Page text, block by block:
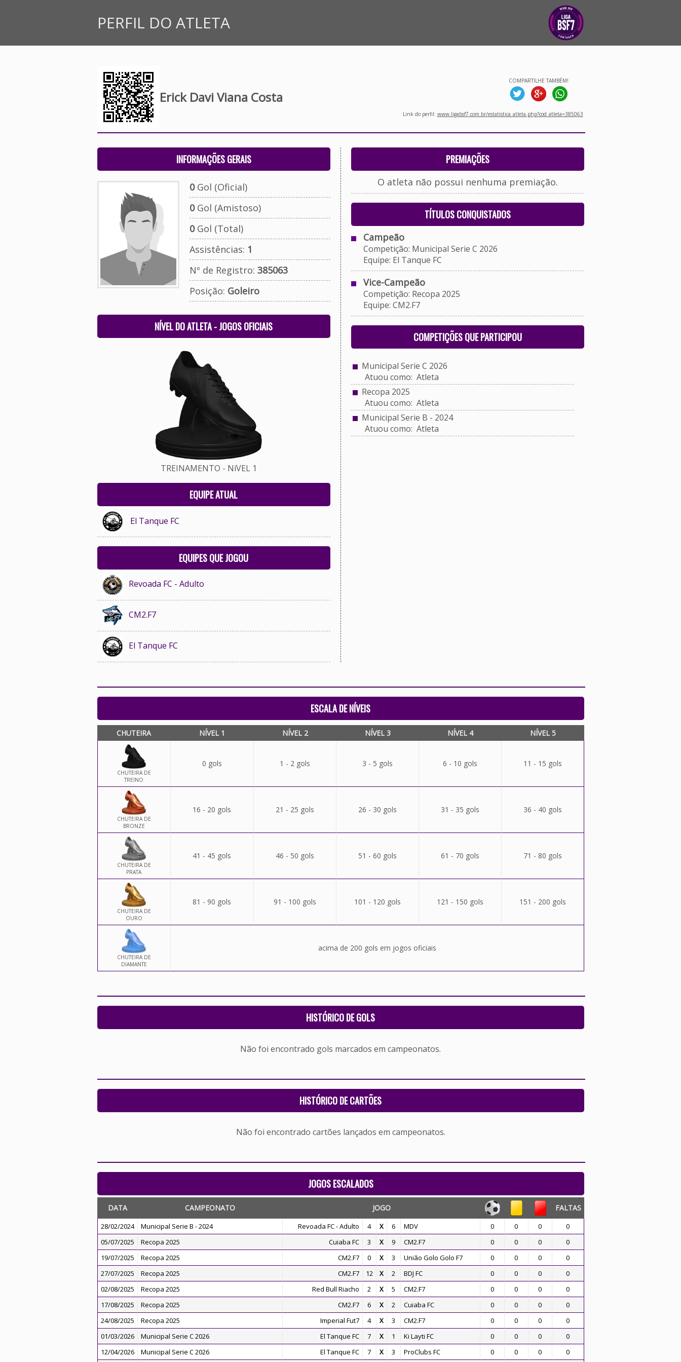
PERFIL DO ATLETA
Erick Davi Viana Costa
COMPARTILHE TAMBÉM!
Link do perfil: www.ligabsf7.com.br/estatistica_atleta.php?cod_atleta=385063
INFORMAÇÕES GERAIS
0Gol (Oficial)
0Gol (Amistoso)
0Gol (Total)
Assistências: 1
Nº de Registro: 385063
Posição: Goleiro
NÍVEL DO ATLETA - JOGOS OFICIAIS
TREINAMENTO - NíVEL 1
EQUIPE ATUAL
El Tanque FC
EQUIPES QUE JOGOU
Revoada FC - Adulto
CM2.F7
El Tanque FC
PREMIAÇÕES
O atleta não possui nenhuma premiação.
TÍTULOS CONQUISTADOS
Campeão
Competição: Municipal Serie C 2026
Equipe: El Tanque FC
Vice-Campeão
Competição: Recopa 2025
Equipe: CM2.F7
COMPETIÇÕES QUE PARTICIPOU
Municipal Serie C 2026
Atuou como: Atleta
Recopa 2025
Atuou como: Atleta
Municipal Serie B - 2024
Atuou como: Atleta
ESCALA DE NÍVEIS
CHUTEIRA NÍVEL 1 NÍVEL 2 NÍVEL 3 NÍVEL 4 NÍVEL 5
CHUTEIRA DE
TREINO
0 gols 1 - 2 gols 3 - 5 gols 6 - 10 gols 11 - 15 gols
CHUTEIRA DE
BRONZE
16 - 20 gols 21 - 25 gols 26 - 30 gols 31 - 35 gols 36 - 40 gols
CHUTEIRA DE
PRATA
41 - 45 gols 46 - 50 gols 51 - 60 gols 61 - 70 gols 71 - 80 gols
CHUTEIRA DE
OURO
81 - 90 gols 91 - 100 gols 101 - 120 gols 121 - 150 gols 151 - 200 gols
CHUTEIRA DE
DIAMANTE
acima de 200 gols em jogos oficiais
HISTÓRICO DE GOLS
Não foi encontrado gols marcados em campeonatos.
HISTÓRICO DE CARTÕES
Não foi encontrado cartões lançados em campeonatos.
JOGOS ESCALADOS
DATA CAMPEONATO JOGO FALTAS
28/02/2024 Municipal Serie B - 2024 Revoada FC - Adulto 4 X 6 MDV 0 0 0
0
05/07/2025
Recopa 2025 Cuiaba FC 3 X 9 CM2.F7 0 0 0
0
19/07/2025
Recopa 2025 CM2.F7 0 X 3 União Golo Golo F7 0 0 0
0
27/07/2025
Recopa 2025 CM2.F7 12 X 2 BDJ FC 0 0 0
0
02/08/2025
Recopa 2025 Red Bull Riacho 2 X 5 CM2.F7 0 0 0
0
17/08/2025
Recopa 2025 CM2.F7 6 X 2 Cuiaba FC 0 0 0
0
24/08/2025
Recopa 2025 Imperial Fut7 4 X 3 CM2.F7 0 0 0
0
01/03/2026
Municipal Serie C 2026 El Tanque FC 7 X 1 Ki Layti FC 0 0 0
0
12/04/2026
Municipal Serie C 2026 El Tanque FC 7 X 3 ProClubs FC 0 0 0 0